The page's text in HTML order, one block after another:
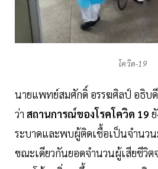
โควิด-19
นายแพทย์สมศักดิ์ อรรฆศิลป์ อธิบดี
ว่า สถานการณ์ของโรคโควิด 19
ระบาดและพบผู้ติดเชื้อเป็นจำนว
ขณะเดียวกันยอดจำนวนผู้เสียชีวิ